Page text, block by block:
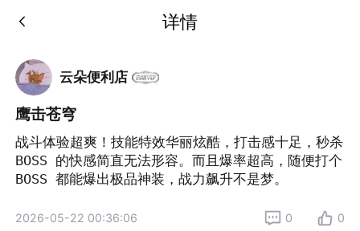
详情
云朵便利店
鹰击苍穹
战斗体验超爽！技能特效华丽炫酷，打击感十足，秒杀
BOSS 的快感简直无法形容。而且爆率超高，随便打个
BOSS 都能爆出极品神装，战力飙升不是梦。
2026-05-22 00:36:06 0 0